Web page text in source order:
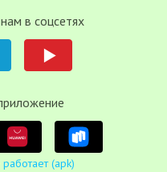
в соцсетях
(apk)